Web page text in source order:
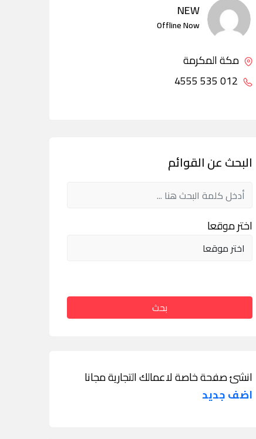
NEW
Offline Now
مكة المكرمة
البحث عن القوائم
اختر موقعا
بحث
انشئ صفحة خاصة لاعمالك التجارية مجانا
اضف جديد